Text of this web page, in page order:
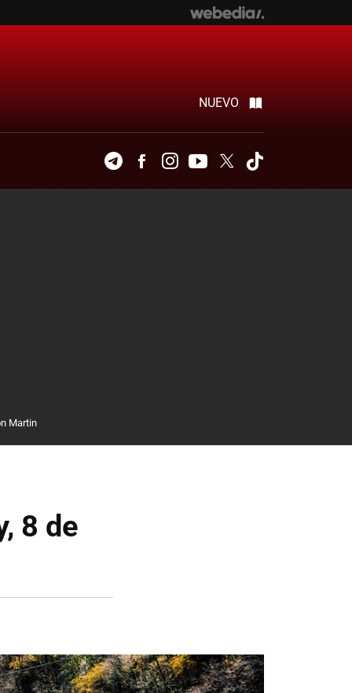
NUEVO
TelegramFacebookInstagramYoutubeTwitter
Martin
8 de